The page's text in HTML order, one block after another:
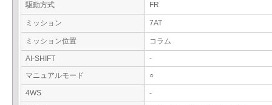
駆動方式 FR
ミッション 7AT
ミッション位置 コラム
AI-SHIFT
-
マニュアルモード
○
4WS
-